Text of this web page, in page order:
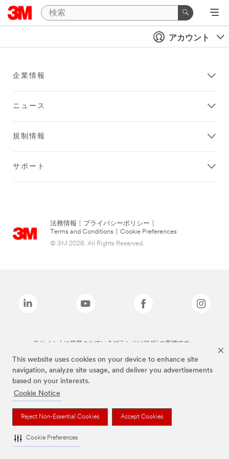
This website uses cookies on your device to enhance site
navigation, analyze site usage, and deliver you advertisements
based on your interests.
Cookie Notice
Reject Non-Essential Cookies Accept Cookies
Cookie Preferences
アカウント
企業情報
ニュース
規制情報
サポート
法務情報 プライバシーポリシー
Terms and Conditions
Cookie Preferences
© 3M 2026. All Rights Reserved.
当サイト上に掲載されているブランドは3M社の商標です。